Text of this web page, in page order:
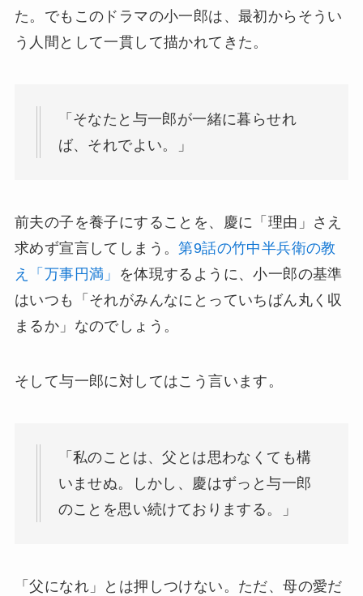
た。でもこのドラマの小一郎は、最初からそうい
う人間として一貫して描かれてきた。
「そなたと与一郎が一緒に暮らせれ
ば、それでよい。」
前夫の子を養子にすることを、慶に「理由」さえ
求めず宣言してしまう。第9話の竹中半兵衛の教
え「万事円満」
を体現するように、小一郎の基準
はいつも「それがみんなにとっていちばん丸く収
まるか」なのでしょう。
そして与一郎に対してはこう言います。
「私のことは、父とは思わなくても構
いませぬ。しかし、慶はずっと与一郎
のことを思い続けておりまする。」
「父になれ」とは押しつけない。ただ、母の愛だ